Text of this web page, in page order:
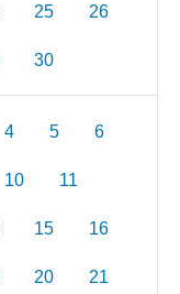
25 26
30
4 5 6
10 11
15 16
20 21